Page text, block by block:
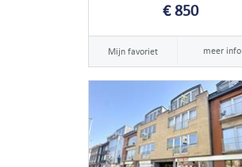
€ 850
Mijn favoriet meer info